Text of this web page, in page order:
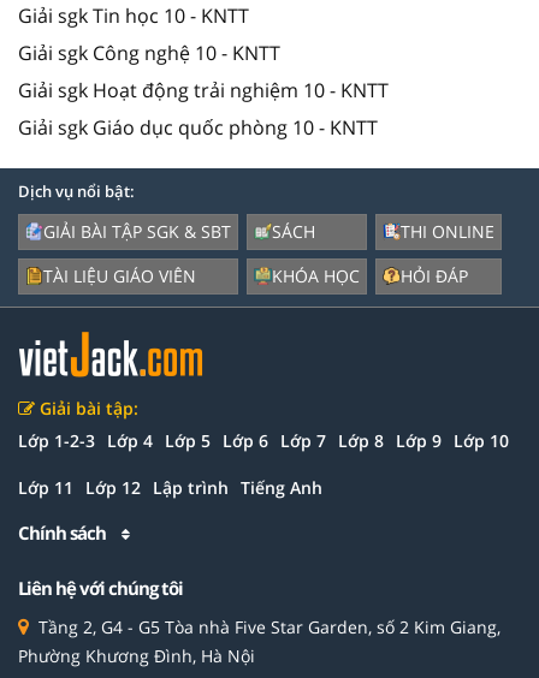
Giải sgk Tin học 10 - KNTT
Giải sgk Công nghệ 10 - KNTT
Giải sgk Hoạt động trải nghiệm 10 - KNTT
Giải sgk Giáo dục quốc phòng 10 - KNTT
Dịch vụ nổi bật:
GIẢI BÀI TẬP SGK & SBT
TÀI LIỆU GIÁO VIÊN
SÁCH
KHÓA HỌC
THI ONLINE
HỎI ĐÁP
Giải bài tập:
Lớp 1-2-3 Lớp 4 Lớp 5 Lớp 6 Lớp 7 Lớp 8 Lớp 9 Lớp 10
Lớp 11 Lớp 12 Lập trình Tiếng Anh
Chính sách
Liên hệ với chúng tôi
Tầng 2, G4 - G5 Tòa nhà Five Star Garden, số 2 Kim Giang,
Phường Khương Đình, Hà Nội